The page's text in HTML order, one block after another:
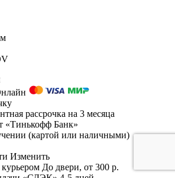
рассрочка на 3 месяца
«Тинькофф Банк»
(картой или наличными)
Изменить
До двери, от 300 р.